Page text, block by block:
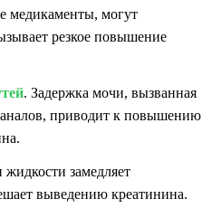
медикаменты, могут
резкое повышение
. Задержка мочи, вызванная
приводит к повышению
замедляет
выведению креатинина.